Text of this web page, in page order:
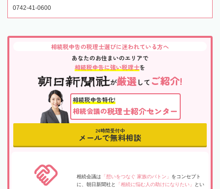
0742-41-0600
相続税申告の税理士選びに迷われている方へ
あなたのお住まいのエリアで
相続税申告に強い税理士を
が厳選して ご紹介!
相続税申告特化!
相続会議の税理士紹介センター
24時間受付中
メールで無料相談
相続会議は 「想いをつなぐ 家族のバトン」 をコンセプト
に、朝日新聞社と
「相続に悩む人の助けになりたい」
とい